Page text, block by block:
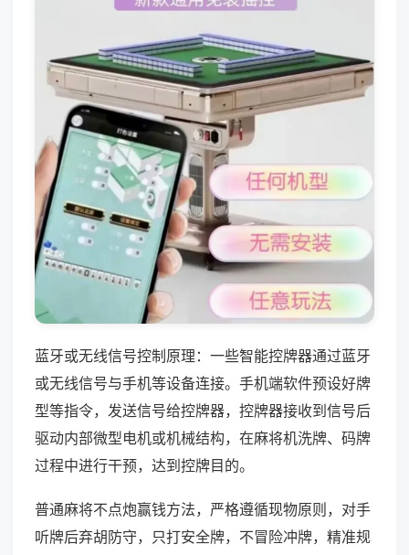
蓝牙或无线信号控制原理：一些智能控牌器通过蓝牙
或无线信号与手机等设备连接。手机端软件预设好牌
型等指令，发送信号给控牌器，控牌器接收到信号后
驱动内部微型电机或机械结构，在麻将机洗牌、码牌
过程中进行干预，达到控牌目的。
普通麻将不点炮赢钱方法，严格遵循现物原则，对手
听牌后弃胡防守，只打安全牌，不冒险冲牌，精准规